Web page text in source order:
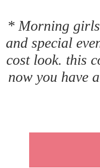
* Morning
and special
cost look. this
now you have